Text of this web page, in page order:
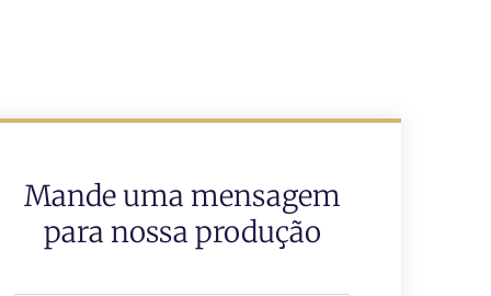
Mande uma mensagem
para nossa produção